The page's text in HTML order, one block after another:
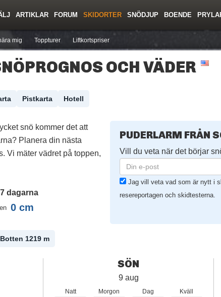
ARTIKLAR FORUM SKIDORTER
mig Toppturer Liftkortspriser
SNÖDJUP BOENDE
OCH VÄDER
Pistkarta Hotell
PUDERLARM FRÅN
Vill du veta när det börjar
Jag vill veta vad som är nytt i
resereportagen och skidtesterna.
snö kommer det att
Planera din nästa
Vi mäter vädret på toppen,
dagarna
0 cm
Botten 1219 m
SÖN
9 aug
Natt Morgon Dag Kväll